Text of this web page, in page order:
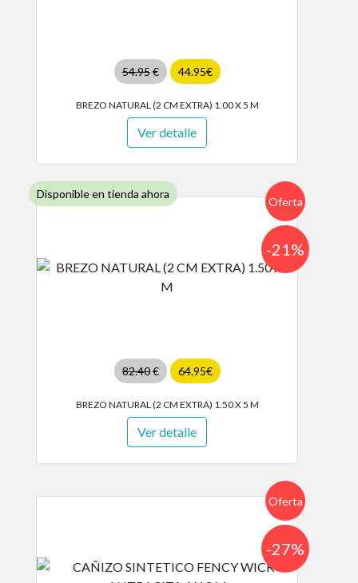
54.95€ 44.95€
BREZO NATURAL (2 CM EXTRA) 1.00 X 5 M
Ver detalle
Disponible en tienda ahora
Oferta
82.40€ 64.95€
-21%
BREZO NATURAL (2 CM EXTRA) 1.50 X 5 M
Ver detalle
Oferta
-27%